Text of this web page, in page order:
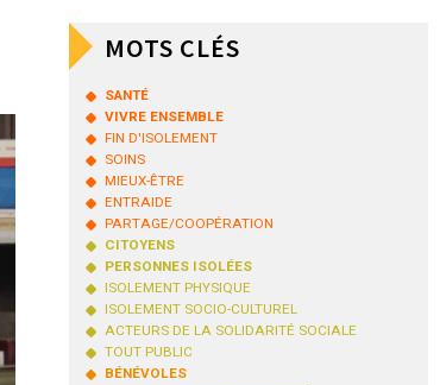
MOTS CLÉS
SANTÉ
VIVRE ENSEMBLE
FIN D'ISOLEMENT
SOINS
MIEUX-ÊTRE
ENTRAIDE
PARTAGE/COOPÉRATION
CITOYENS
PERSONNES ISOLÉES
ISOLEMENT PHYSIQUE
ISOLEMENT SOCIO-CULTUREL
ACTEURS DE LA SOLIDARITÉ SOCIALE
TOUT PUBLIC
BÉNÉVOLES